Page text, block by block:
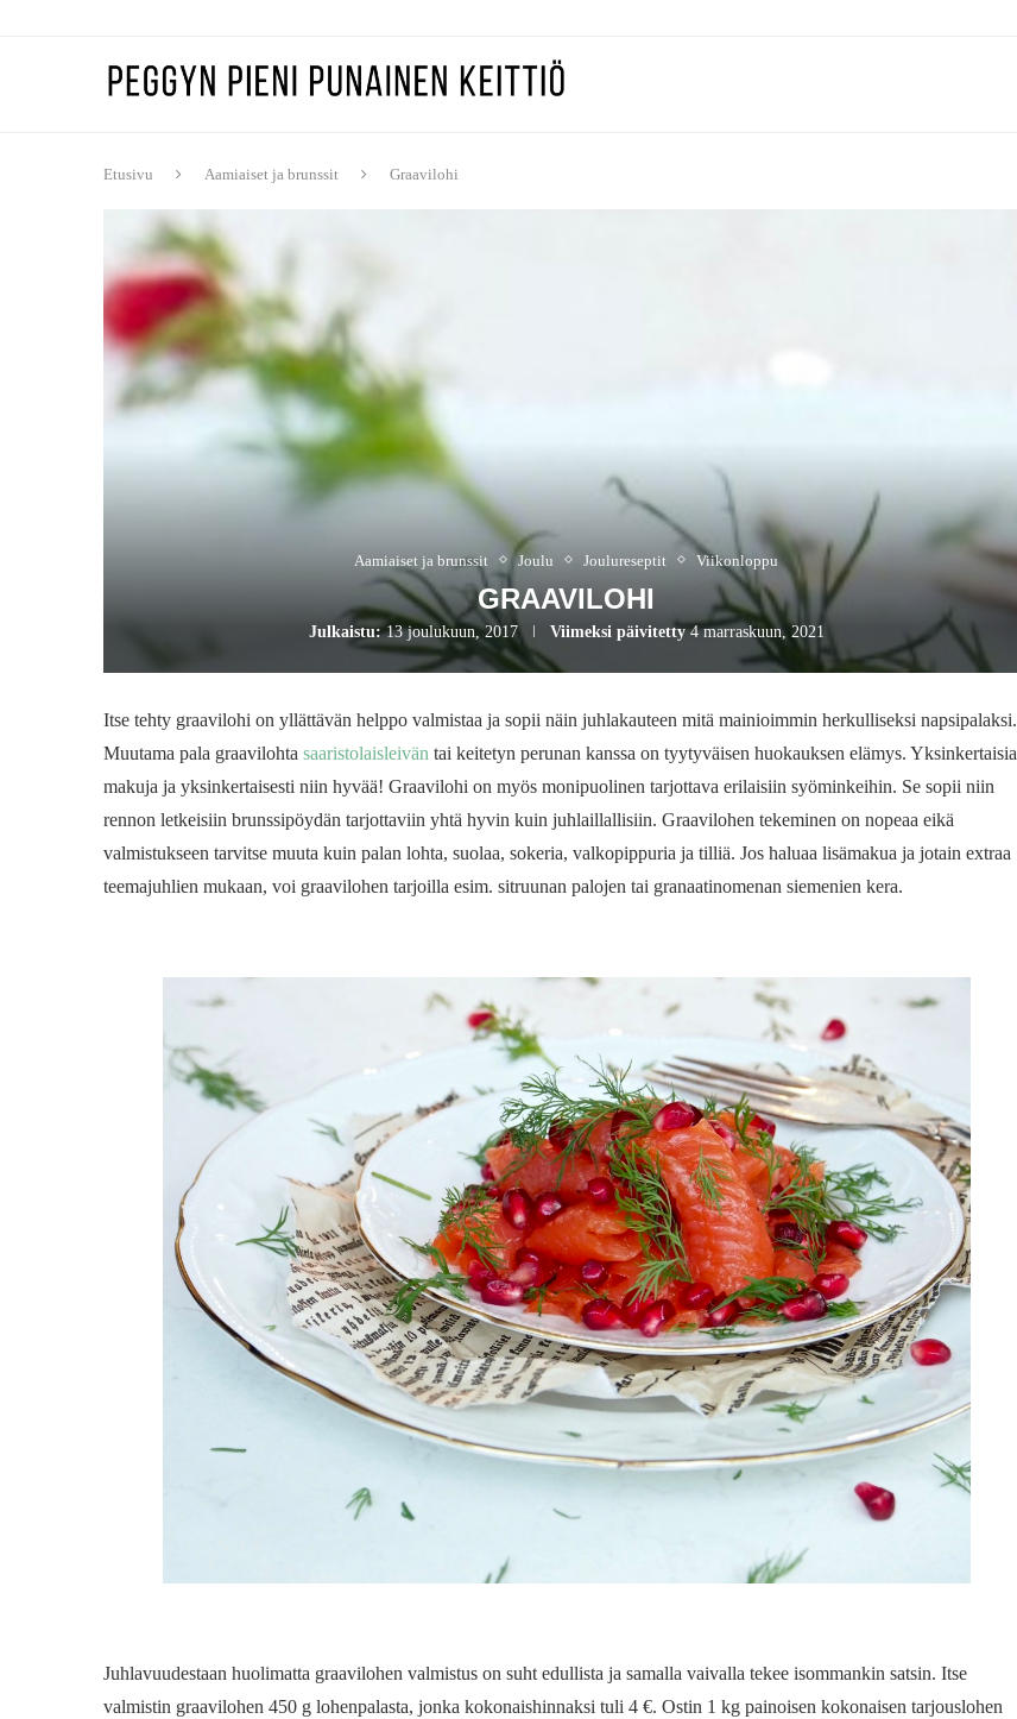
Etusivu Aamiaiset ja brunssit Graavilohi
Aamiaiset ja brunssit Joulu Joulureseptit Viikonloppu
GRAAVILOHI
Julkaistu: 13 joulukuun, 2017 Viimeksi päivitetty 4 marraskuun, 2021
Itse tehty graavilohi on yllättävän helppo valmistaa ja sopii näin juhlakauteen mitä mainioimmin herkulliseksi napsipalaksi.
Muutama pala graavilohta saaristolaisleivän tai keitetyn perunan kanssa on tyytyväisen huokauksen elämys. Yksinkertaisia
makuja ja yksinkertaisesti niin hyvää! Graavilohi on myös monipuolinen tarjottava erilaisiin syöminkeihin. Se sopii niin
rennon letkeisiin brunssipöydän tarjottaviin yhtä hyvin kuin juhlaillallisiin. Graavilohen tekeminen on nopeaa eikä
valmistukseen tarvitse muuta kuin palan lohta, suolaa, sokeria, valkopippuria ja tilliä. Jos haluaa lisämakua ja jotain extraa
teemajuhlien mukaan, voi graavilohen tarjoilla esim. sitruunan palojen tai granaatinomenan siemenien kera.
Juhlavuudestaan huolimatta graavilohen valmistus on suht edullista ja samalla vaivalla tekee isommankin satsin. Itse
valmistin graavilohen 450 g lohenpalasta, jonka kokonaishinnaksi tuli 4 €. Ostin 1 kg painoisen kokonaisen tarjouslohen